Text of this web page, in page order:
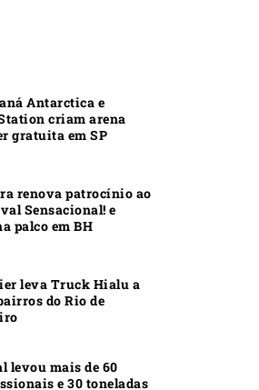
Antarctica e
criam arena
gratuita em SP
renova patrocínio ao
Sensacional! e
palco em BH
leva Truck Hialu a
do Rio de
levou mais de 60
e 30 toneladas